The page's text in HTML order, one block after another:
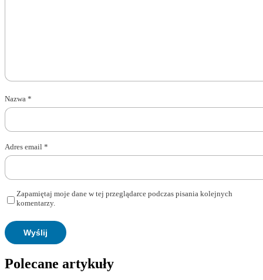
Nazwa *
Adres email *
Zapamiętaj moje dane w tej przeglądarce podczas pisania kolejnych
komentarzy.
Polecane artykuły